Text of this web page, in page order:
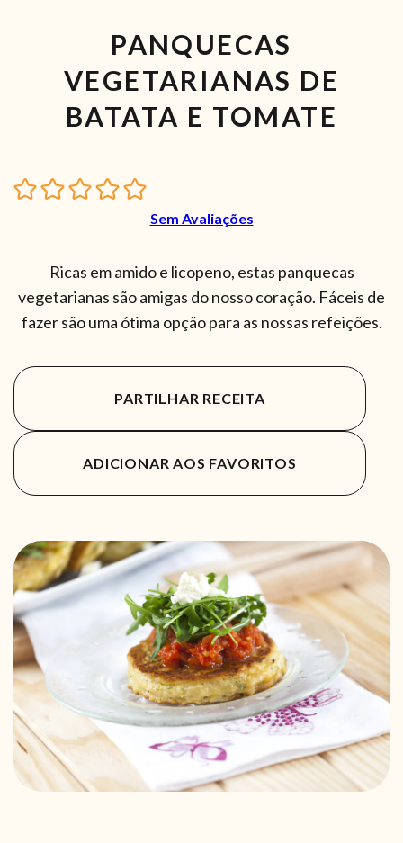
PANQUECAS
VEGETARIANAS DE
BATATA E TOMATE
Sem Avaliações
Ricas em amido e licopeno, estas panquecas
vegetarianas são amigas do nosso coração. Fáceis de
fazer são uma ótima opção para as nossas refeições.
PARTILHAR RECEITA
ADICIONAR AOS FAVORITOS